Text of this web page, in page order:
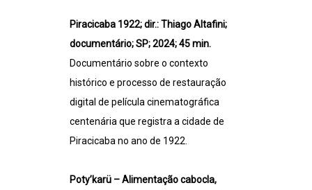
Piracicaba 1922; dir.: Thiago Altafini;
documentário; SP; 2024; 45 min.
Documentário sobre o contexto
histórico e processo de restauração
digital de película cinematográfica
centenária que registra a cidade de
Piracicaba no ano de 1922.
Poty’karü – Alimentação cabocla,